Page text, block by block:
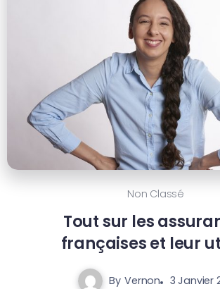
Non Classé
Tout sur les
françaises et leur
By Vernon 3 Janvier